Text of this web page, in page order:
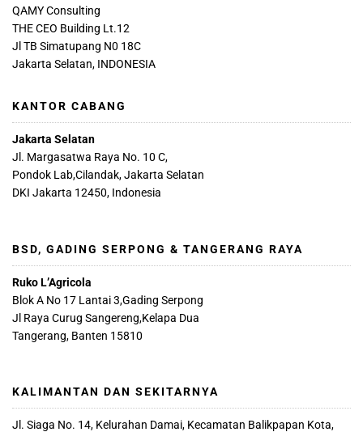
QAMY Consulting
THE CEO Building Lt.12
Jl TB Simatupang N0 18C
Jakarta Selatan, INDONESIA
KANTOR CABANG
Jakarta Selatan
Jl. Margasatwa Raya No. 10 C,
Pondok Lab,Cilandak, Jakarta Selatan
DKI Jakarta 12450, Indonesia
BSD, GADING SERPONG & TANGERANG RAYA
Ruko L’Agricola
Blok A No 17 Lantai 3,Gading Serpong
Jl Raya Curug Sangereng,Kelapa Dua
Tangerang, Banten 15810
KALIMANTAN DAN SEKITARNYA
Jl. Siaga No. 14, Kelurahan Damai, Kecamatan Balikpapan Kota,